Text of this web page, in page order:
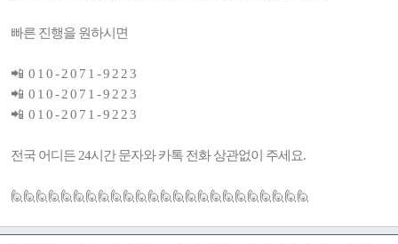
빠른 진행을 원하시면
📲 0 1 0 - 2 0 7 1 - 9 2 2 3
📲 0 1 0 - 2 0 7 1 - 9 2 2 3
📲 0 1 0 - 2 0 7 1 - 9 2 2 3
전국 어디든 24시간 문자와 카톡 전화 상관없이 주세요.
🙋🙋🙋🙋🙋🙋🙋🙋🙋🙋🙋🙋🙋🙋🙋🙋🙋🙋🙋🙋🙋🙋🙋🙋